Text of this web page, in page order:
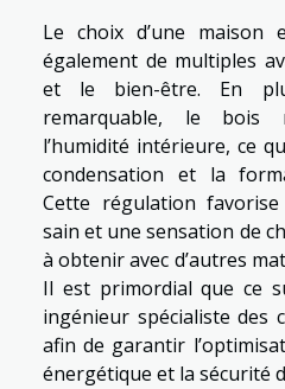
Le choix d’une maison
également de multiples
et le bien-être. En
remarquable, le bois
l’humidité intérieure, ce
condensation et la
Cette régulation
sain et une sensation de
à obtenir avec d’autres
Il est primordial que ce
ingénieur spécialiste des
afin de garantir
énergétique et la sécurité